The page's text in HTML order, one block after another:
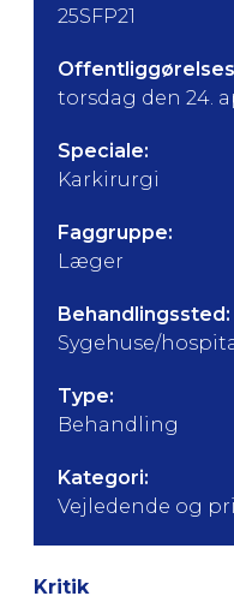
25SFP21
torsdag den 24.
Speciale:
Karkirurgi
Faggruppe:
Læger
Behandlingssted:
Sygehuse/
Type:
Behandling
Kategori:
Vejledende og
Kritik